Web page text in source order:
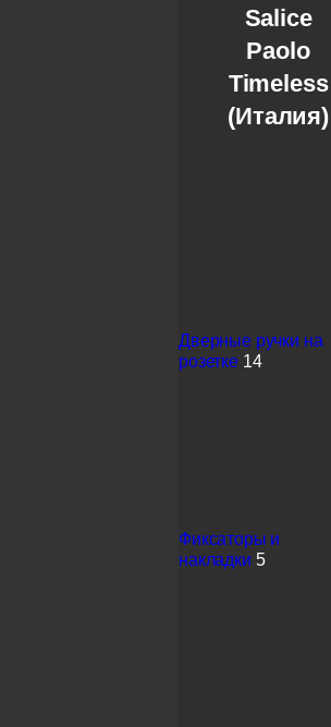
Salice
Paolo
Timeless
(Италия)
Дверные ручки на
розетке 14
Фиксаторы и
накладки 5